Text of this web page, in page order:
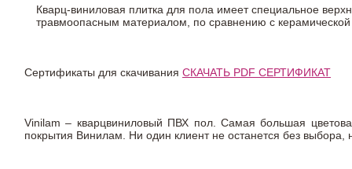
Кварц-виниловая плитка для пола имеет специальное
травмоопасным материалом, по сравнению с
Сертификаты для скачивания СКАЧАТЬ PDF СЕРТИФИКАТ
Vinilam – кварцвиниловый ПВХ пол. Самая большая
покрытия Винилам. Ни один клиент не останется без